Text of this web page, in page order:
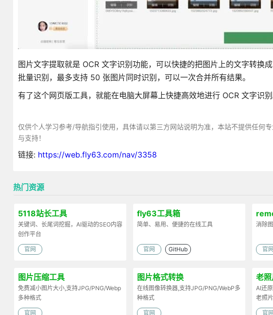
图片文字提取就是 OCR 文字识别功能，可以快捷的把图片上的文字转换
批量识别，最多支持 50 张图片同时识别，可以一次合并所有结果。
有了这个网页版工具，就能在电脑大屏幕上快捷高效地进行 OCR 文字识别
仅供个人学习参考/导航指引使用，具体请以第三方网站说明为准，本站不提供任何
与支持！
链接: https://web.fly63.com/nav/3358
热门资源
5118站长工具
关键词、长尾词挖掘，AI驱动的SEO内容
创作平台
官网
fly63工具箱
简单、易用、便捷的在线工具
官网 GitHub
消除
官网
图片压缩工具
免费减小图片大小,支持JPG/PNG/Webp
多种格式
官网
图片格式转换
在线图像转换器,支持JPG/PNG/WebP多
种格式
官网
老
AI还
老照片
官网